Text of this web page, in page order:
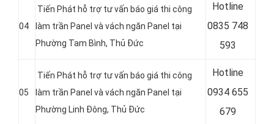
04
Tiến Phát hỗ trợ tư vấn báo giá thi công
làm trần Panel và vách ngăn Panel tại
Phường Tam Bình, Thủ Đức
Hotline
0835 748
593
05
Tiến Phát hỗ trợ tư vấn báo giá thi công
làm trần Panel và vách ngăn Panel tại
Phường Linh Đông, Thủ Đức
Hotline
0934 655
679